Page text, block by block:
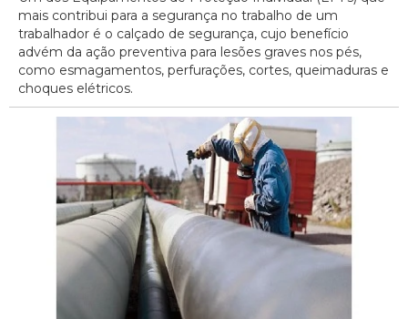
mais contribui para a segurança no trabalho de um
trabalhador é o calçado de segurança, cujo benefício
advém da ação preventiva para lesões graves nos pés,
como esmagamentos, perfurações, cortes, queimaduras e
choques elétricos.